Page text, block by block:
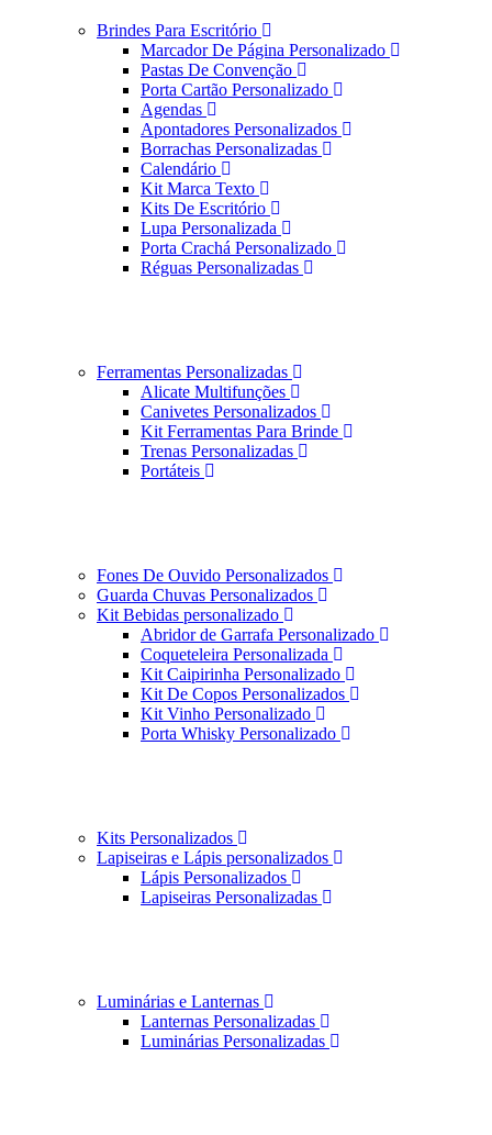
Brindes Para Escritório
Marcador De Página Personalizado
Pastas De Convenção
Porta Cartão Personalizado
Agendas
Apontadores Personalizados
Borrachas Personalizadas
Calendário
Kit Marca Texto
Kits De Escritório
Lupa Personalizada
Porta Crachá Personalizado
Réguas Personalizadas
Ferramentas Personalizadas
Alicate Multifunções
Canivetes Personalizados
Kit Ferramentas Para Brinde
Trenas Personalizadas
Portáteis
Fones De Ouvido Personalizados
Guarda Chuvas Personalizados
Kit Bebidas personalizado
Abridor de Garrafa Personalizado
Coqueteleira Personalizada
Kit Caipirinha Personalizado
Kit De Copos Personalizados
Kit Vinho Personalizado
Porta Whisky Personalizado
Kits Personalizados
Lapiseiras e Lápis personalizados
Lápis Personalizados
Lapiseiras Personalizadas
Luminárias e Lanternas
Lanternas Personalizadas
Luminárias Personalizadas